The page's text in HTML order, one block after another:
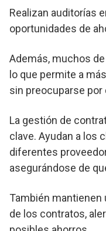
Realizan auditorías
oportunidades de
Además, muchos
lo que permite a
sin preocuparse
La gestión de
clave. Ayudan a los
diferentes
asegurándose de
También
de los contratos,